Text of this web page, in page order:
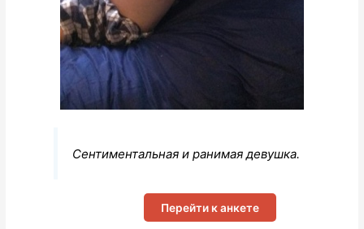
Сентиментальная и ранимая девушка.
Перейти к анкете